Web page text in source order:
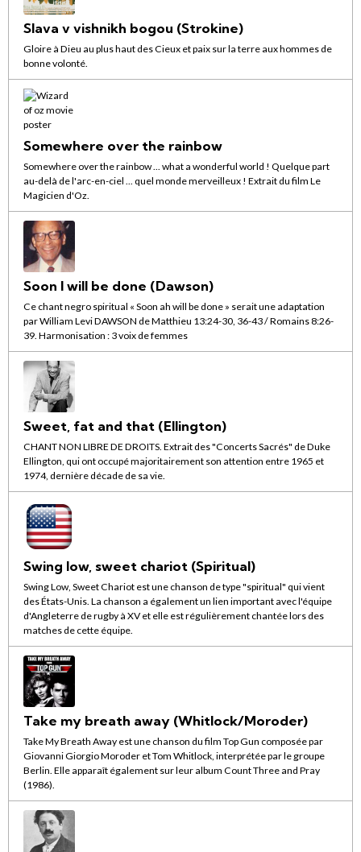
Slava v vishnikh bogou (Strokine)
Gloire à Dieu au plus haut des Cieux et paix sur la terre aux hommes de
bonne volonté.
Somewhere over the rainbow
Somewhere over the rainbow ... what a wonderful world ! Quelque part
au-delà de l'arc-en-ciel ... quel monde merveilleux ! Extrait du film Le
Magicien d'Oz.
Soon I will be done (Dawson)
Ce chant negro spiritual « Soon ah will be done » serait une adaptation
par William Levi DAWSON de Matthieu 13:24-30, 36-43 / Romains 8:26-
39. Harmonisation : 3 voix de femmes
Sweet, fat and that (Ellington)
CHANT NON LIBRE DE DROITS. Extrait des "Concerts Sacrés" de Duke
Ellington, qui ont occupé majoritairement son attention entre 1965 et
1974, dernière décade de sa vie.
Swing low, sweet chariot (Spiritual)
Swing Low, Sweet Chariot est une chanson de type "spiritual" qui vient
des États-Unis. La chanson a également un lien important avec l'équipe
d'Angleterre de rugby à XV et elle est régulièrement chantée lors des
matches de cette équipe.
Take my breath away (Whitlock/Moroder)
Take My Breath Away est une chanson du film Top Gun composée par
Giovanni Giorgio Moroder et Tom Whitlock, interprétée par le groupe
Berlin. Elle apparaît également sur leur album Count Three and Pray
(1986).